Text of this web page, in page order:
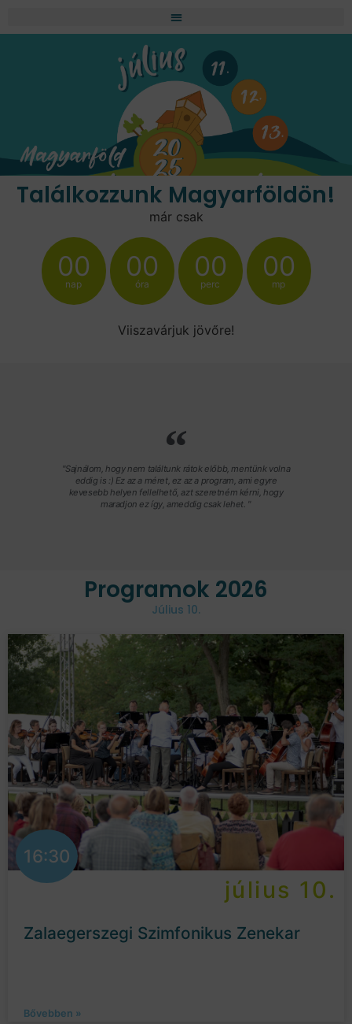
Találkozzunk Magyarföldön!
már csak
00
nap
00
óra
00
perc
00
mp
Viiszavárjuk jövőre!
"Sajnálom, hogy nem találtunk rátok előbb, mentünk volna
eddig is :) Ez az a méret, ez az a program, ami egyre
kevesebb helyen fellelhető, azt szeretném kérni, hogy
maradjon ez így, ameddig csak lehet. "
Programok 2026
Július 10.
16:30
július 10.
Zalaegerszegi Szimfonikus Zenekar
Bővebben »